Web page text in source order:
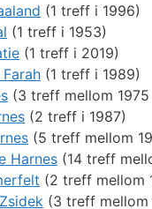
(1 treff i 1996)
(1 treff i 1953)
(1 treff i 2019)
(1 treff i 1989)
(3 treff mellom 1975
(2 treff i 1987)
(5 treff mellom
Harnes (14 treff
(2 treff mellom
(3 treff mellom